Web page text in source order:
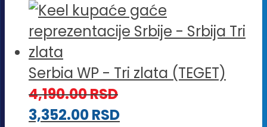
Serbia WP - Tri zlata (TEGET)
4,190.00RSD
3,352.00RSD